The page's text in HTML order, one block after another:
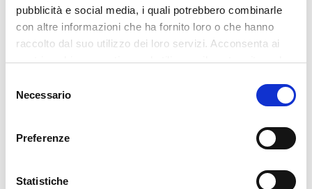
pubblicità e social media, i quali potrebbero combinarle
con altre informazioni che ha fornito loro o che hanno
raccolto dal suo utilizzo dei loro servizi. Acconsenta ai
nostri cookie se continua ad utilizzare il nostro sito web.
delNecessario
Preferenze
Statistiche
Via delle Cerbaie 114, 55011 Altopascio – Lucca (IT)